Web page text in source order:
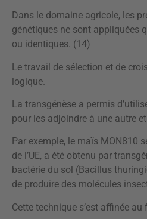
Dans le domaine agricole, les
génétiques ne sont appliquées
ou identiques. (14)
Le travail de sélection et de
logique.
La transgénèse a permis
pour les adjoindre à une autre
Par exemple, le maïs MON810
de l’UE, a été obtenu par
bactérie du sol (Bacillus
de produire des molécules
Cette technique s’est affinée au